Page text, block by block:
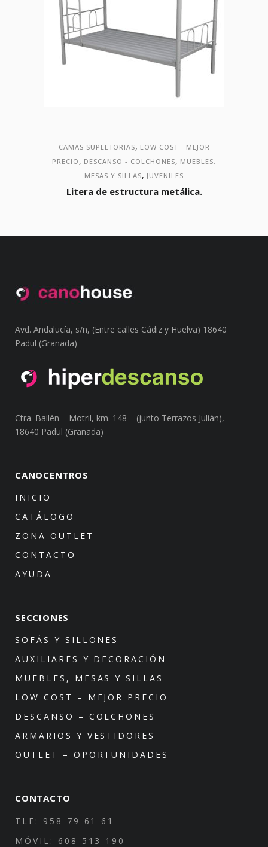
CAMAS SUPLETORIAS, LOW COST - MEJOR
PRECIO , DESCANSO - COLCHONES, MUEBLES,
MESAS Y SILLAS, JUVENILES
Litera de estructura metálica.
Avd. Andalucía, s/n, (Entre calles Cádiz y Huelva) 18640
Padul (Granada)
Ctra. Bailén – Motril, km. 148 – (junto Terrazos Julián),
18640 Padul (Granada)
CANOCENTROS
INICIO
CATÁLOGO
ZONA OUTLET
CONTACTO
AYUDA
SECCIONES
SOFÁS Y SILLONES
AUXILIARES Y DECORACIÓN
MUEBLES, MESAS Y SILLAS
LOW COST – MEJOR PRECIO
DESCANSO – COLCHONES
ARMARIOS Y VESTIDORES
OUTLET – OPORTUNIDADES
CONTACTO
TLF: 958 79 61 61
MÓVIL: 608 513 190